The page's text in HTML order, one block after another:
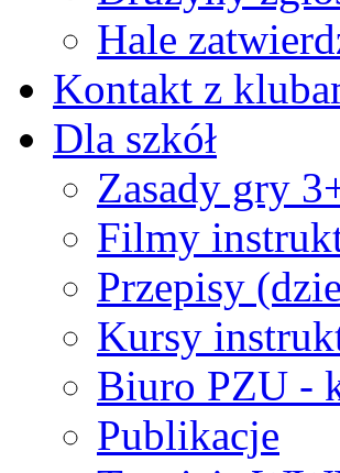
Hale
Kontakt z
Dla szkół
Zasady gry
Filmy
Przepisy
Kursy
Biuro PZU -
Publikacje